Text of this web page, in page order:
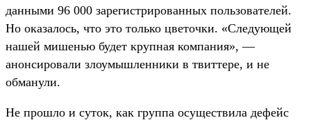
данными 96 000 зарегистрированных пользователей.
Но оказалось, что это только цветочки. «Следующей
нашей мишенью будет крупная компания», —
анонсировали злоумышленники в твиттере, и не
обманули.
Не прошло и суток, как группа осуществила дефейс